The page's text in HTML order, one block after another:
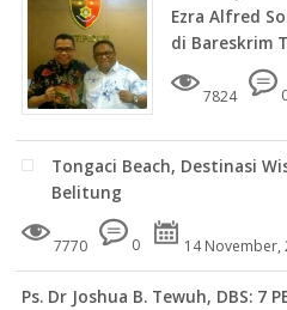
Ezra Alfred
di Bareskrim
7824
Tongaci Beach, Destinasi
Belitung
7770 0 14 November,
Ps. Dr Joshua B. Tewuh, DBS: 7